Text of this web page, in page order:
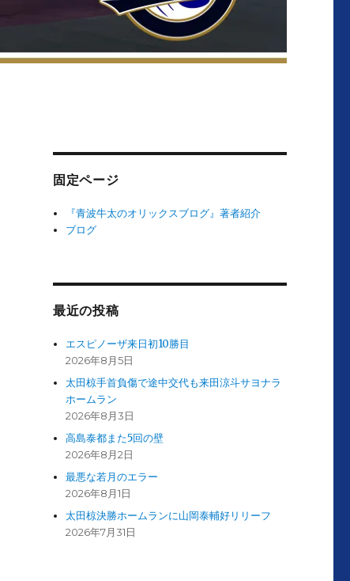
固定ページ
『青波牛太のオリックスブログ』著者紹介
ブログ
最近の投稿
エスピノーザ来日初10勝目
2026年8月5日
太田椋手首負傷で途中交代も来田涼斗サヨナラ
ホームラン
2026年8月3日
高島泰都また5回の壁
2026年8月2日
最悪な若月のエラー
2026年8月1日
太田椋決勝ホームランに山岡泰輔好リリーフ
2026年7月31日